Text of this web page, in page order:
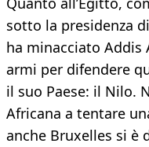
sotto la presidenza
ha minacciato Addis
armi per difendere
il suo Paese: il Nilo.
Africana a tentare
anche Bruxelles si è